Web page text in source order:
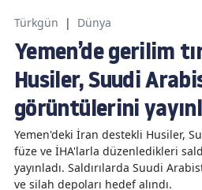
Türkgün | Dünya
Yemen’de gerilim
Husiler, Suudi
görüntülerini
Yemen'deki İran destekli Husiler,
füze ve İHA'larla düzenledikleri
yayınladı. Saldırılarda Suudi
ve silah depoları hedef alındı.